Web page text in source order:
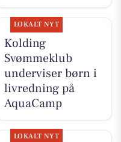
LOKALT NYT
Kolding
Svømmeklub
underviser børn i
livredning på
AquaCamp
LOKALT NYT